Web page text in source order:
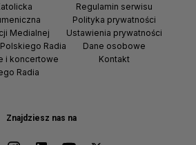
Znajdziesz nas na
Medialnej
Radia
i koncertowe
Radia
Regulamin serwisu
Polityka prywatności
Ustawienia prywatności
Dane osobowe
Kontakt